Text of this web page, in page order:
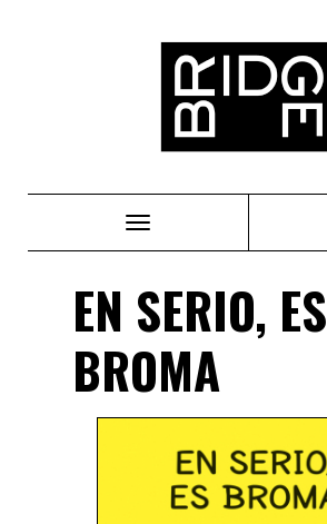
EN SERIO, ES
BROMA